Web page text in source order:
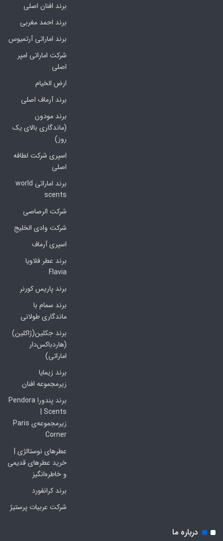
برند افنان اصلی
برند احمد مغربی
برند اماراتی آرتمیوس
شرکت اماراتی امپر
اصلی
ارض الخیام
برند آرماف اصلی
برند مودون
(ماندگاری بالای یک
روز)
اسپری شرکت لطافه
اصلی
برند اماراتی world
scents
شرکت الرصاصی
شرکت وادی الخلیج
اسپری آرماف
برند عطر فلاویا
Flavia
برند پاریس کورنر
برند سمام با
ماندگاری طولانی
برند جکلین(ژاکلین)
(هاردباکس‌دار
اماراتی)
برند زیمایا
زیرمجموعه افنان
برند پندورا Pendora
Scents |
زیرمجموعه‌ی Paris
Corner
عطرهای نوستالژی |
خرید عطرهای قدیمی
و خاطره‌انگیز
برند کرانفورد
شرکت عربیات پرستیژ
درباره ما